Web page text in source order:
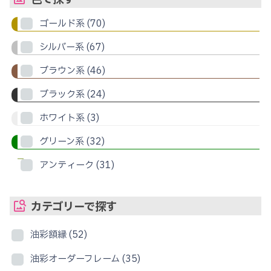
ゴールド系(70)
シルバー系(67)
ブラウン系(46)
ブラック系(24)
ホワイト系(3)
グリーン系(32)
アンティーク (31)
カテゴリーで探す
油彩額縁(52)
油彩オーダーフレーム (35)